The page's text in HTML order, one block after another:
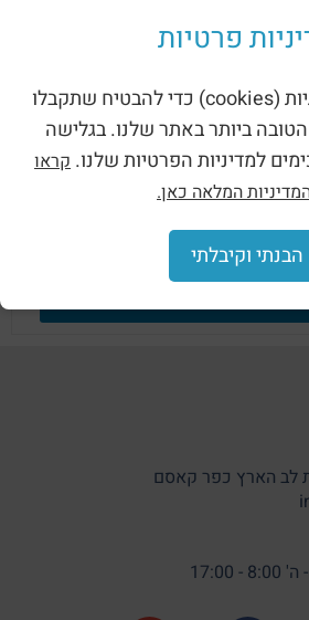
פרטיות
אנו משתמשים בעוגיות (cookies) כדי להבטיח שתקבלו
ביותר באתר שלנו. בגלישה
למדיניות הפרטיות שלנו. קראו
המלאה כאן.
הבנתי וקיבלתי
על קופסאות עם דפנות
השאירו פרטים כאן:
לב הארץ כפר קאסם